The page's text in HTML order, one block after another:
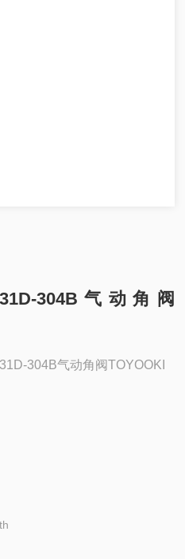
304B气动角阀
304B气动角阀TOYOOKI
Valve）